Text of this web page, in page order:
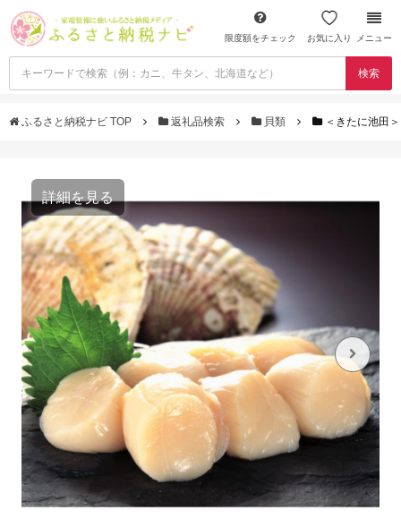
限度額をチェック お気に入り メニュー
検索
ふるさと納税ナビ TOP 返礼品検索 貝類 ＜きたに池田
詳細を見る